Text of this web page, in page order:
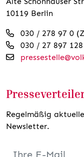
10119 Berlin
030 / 278 97 0
030 / 27 897
Regelmäßig
Newsletter.